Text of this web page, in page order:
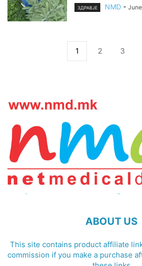
ЗДРАВЈЕ NMD -
1 2 3
ABOUT US
This site contains product affiliate
commission if you make a purchase